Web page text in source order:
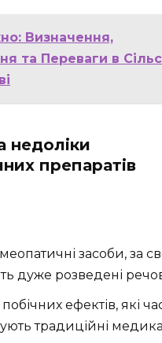
Визначення,
та Переваги в
недоліки
препаратів
засоби, за
дуже розведені
побічних ефектів, які
традиційні